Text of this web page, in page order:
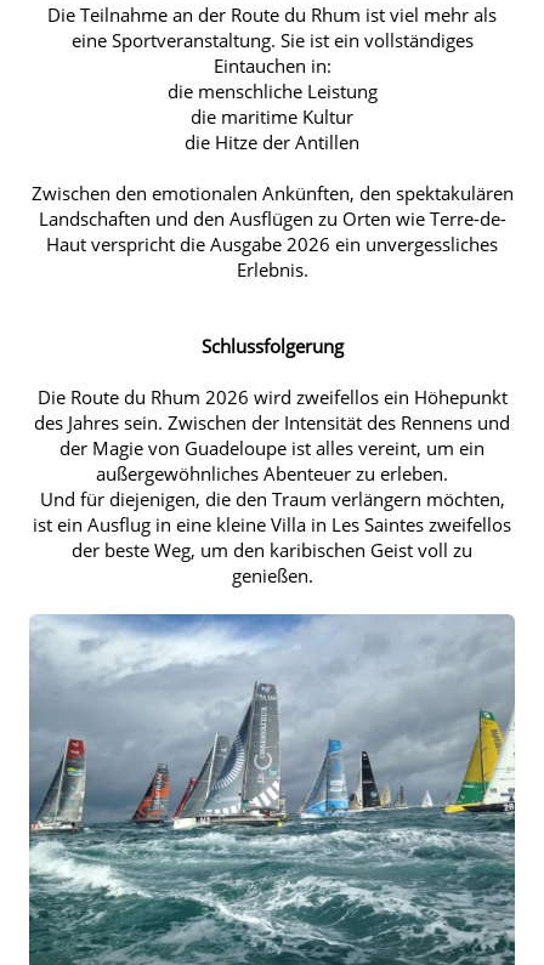
Die Teilnahme an der Route du Rhum ist viel mehr als
eine Sportveranstaltung. Sie ist ein vollständiges
Eintauchen in:
die menschliche Leistung
die maritime Kultur
die Hitze der Antillen
Zwischen den emotionalen Ankünften, den spektakulären
Landschaften und den Ausflügen zu Orten wie Terre-de-
Haut verspricht die Ausgabe 2026 ein unvergessliches
Erlebnis.
Schlussfolgerung
Die Route du Rhum 2026 wird zweifellos ein Höhepunkt
des Jahres sein. Zwischen der Intensität des Rennens und
der Magie von Guadeloupe ist alles vereint, um ein
außergewöhnliches Abenteuer zu erleben.
Und für diejenigen, die den Traum verlängern möchten,
ist ein Ausflug in eine kleine Villa in Les Saintes zweifellos
der beste Weg, um den karibischen Geist voll zu
genießen.